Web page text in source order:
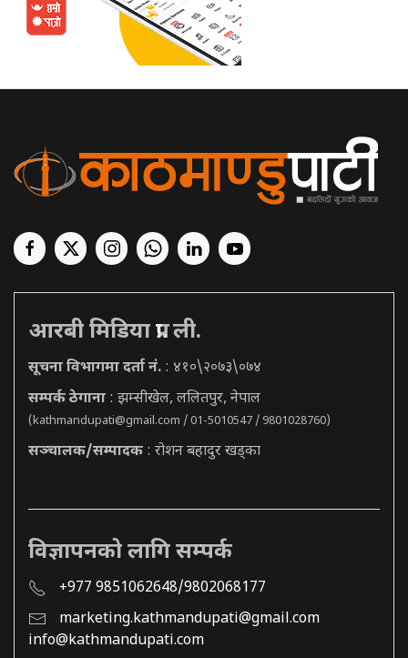
आरबी मिडिया प्रा. ली.
सूचना विभागमा दर्ता नं. : ४१०\२०७३\०७४
सम्पर्क ठेगाना : झम्सीखेल, ललितपुर, नेपाल
(kathmandupati@gmail.com / 01-5010547 / 9801028760)
सञ्चालक/सम्पादक : रोशन बहादुर खड्का
विज्ञापनको लागि सम्पर्क
+977 9851062648/9802068177
marketing.kathmandupati@gmail.com
info@kathmandupati.com